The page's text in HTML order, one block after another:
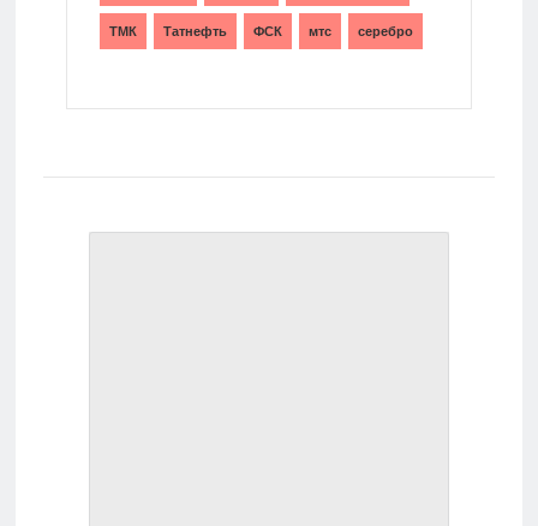
ТМК Татнефть ФСК мтс серебро